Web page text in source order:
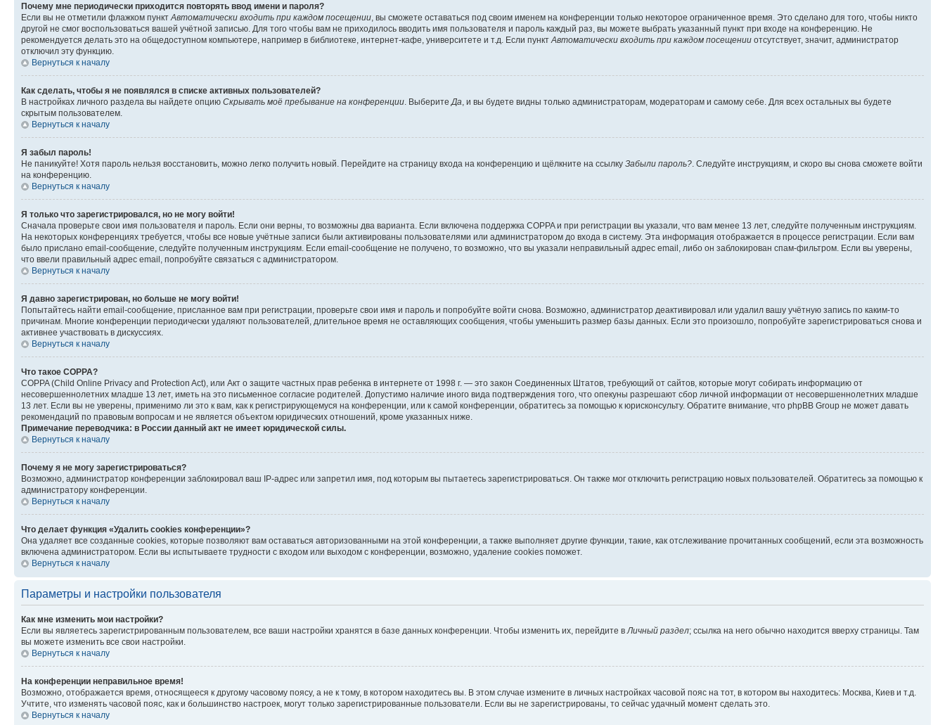
Почему мне периодически приходится повторять ввод имени и пароля?
Если вы не отметили флажком пункт Автоматически входить при каждом посещении , вы сможете оставаться под своим именем на конференции только некоторое ограниченное время. Это сделано для того, чтобы никто
другой не смог воспользоваться вашей учётной записью. Для того чтобы вам не приходилось вводить имя пользователя и пароль каждый раз, вы можете выбрать указанный пункт при входе на конференцию. Не
рекомендуется делать это на общедоступном компьютере, например в библиотеке, интернет-кафе, университете и т.д. Если пункт Автоматически входить при каждом посещении отсутствует, значит, администратор
отключил эту функцию.
Вернуться к началу
Как сделать, чтобы я не появлялся в списке активных пользователей?
В настройках личного раздела вы найдете опцию Скрывать моё пребывание на конференции . Выберите Да , и вы будете видны только администраторам, модераторам и самому себе. Для всех остальных вы будете
скрытым пользователем.
Вернуться к началу
Я забыл пароль!
Не паникуйте! Хотя пароль нельзя восстановить, можно легко получить новый. Перейдите на страницу входа на конференцию и щёлкните на ссылку Забыли пароль? . Следуйте инструкциям, и скоро вы снова сможете войти
на конференцию.
Вернуться к началу
Я только что зарегистрировался, но не могу войти!
Сначала проверьте свои имя пользователя и пароль. Если они верны, то возможны два варианта. Если включена поддержка COPPA и при регистрации вы указали, что вам менее 13 лет, следуйте полученным инструкциям.
На некоторых конференциях требуется, чтобы все новые учётные записи были активированы пользователями или администратором до входа в систему. Эта информация отображается в процессе регистрации. Если вам
было прислано email-сообщение, следуйте полученным инструкциям. Если email-сообщение не получено, то возможно, что вы указали неправильный адрес email, либо он заблокирован спам-фильтром. Если вы уверены,
что ввели правильный адрес email, попробуйте связаться с администратором.
Вернуться к началу
Я давно зарегистрирован, но больше не могу войти!
Попытайтесь найти email-сообщение, присланное вам при регистрации, проверьте свои имя и пароль и попробуйте войти снова. Возможно, администратор деактивировал или удалил вашу учётную запись по каким-то
причинам. Многие конференции периодически удаляют пользователей, длительное время не оставляющих сообщения, чтобы уменьшить размер базы данных. Если это произошло, попробуйте зарегистрироваться снова и
активнее участвовать в дискуссиях.
Вернуться к началу
Что такое COPPA?
COPPA (Child Online Privacy and Protection Act), или Акт о защите частных прав ребенка в интернете от 1998 г. — это закон Соединенных Штатов, требующий от сайтов, которые могут собирать информацию от
несовершеннолетних младше 13 лет, иметь на это письменное согласие родителей. Допустимо наличие иного вида подтверждения того, что опекуны разрешают сбор личной информации от несовершеннолетних младше
13 лет. Если вы не уверены, применимо ли это к вам, как к регистрирующемуся на конференции, или к самой конференции, обратитесь за помощью к юрисконсульту. Обратите внимание, что phpBB Group не может давать
рекомендаций по правовым вопросам и не является объектом юридических отношений, кроме указанных ниже.
Примечание переводчика: в России данный акт не имеет юридической силы.
Вернуться к началу
Почему я не могу зарегистрироваться?
Возможно, администратор конференции заблокировал ваш IP-адрес или запретил имя, под которым вы пытаетесь зарегистрироваться. Он также мог отключить регистрацию новых пользователей. Обратитесь за помощью к
администратору конференции.
Вернуться к началу
Что делает функция «Удалить cookies конференции»?
Она удаляет все созданные cookies, которые позволяют вам оставаться авторизованными на этой конференции, а также выполняет другие функции, такие, как отслеживание прочитанных сообщений, если эта возможность
включена администратором. Если вы испытываете трудности с входом или выходом с конференции, возможно, удаление cookies поможет.
Вернуться к началу
Параметры и настройки пользователя
Как мне изменить мои настройки?
Если вы являетесь зарегистрированным пользователем, все ваши настройки хранятся в базе данных конференции. Чтобы изменить их, перейдите в Личный раздел; ссылка на него обычно находится вверху страницы. Там
вы можете изменить все свои настройки.
Вернуться к началу
На конференции неправильное время!
Возможно, отображается время, относящееся к другому часовому поясу, а не к тому, в котором находитесь вы. В этом случае измените в личных настройках часовой пояс на тот, в котором вы находитесь: Москва, Киев и т.д.
Учтите, что изменять часовой пояс, как и большинство настроек, могут только зарегистрированные пользователи. Если вы не зарегистрированы, то сейчас удачный момент сделать это.
Вернуться к началу